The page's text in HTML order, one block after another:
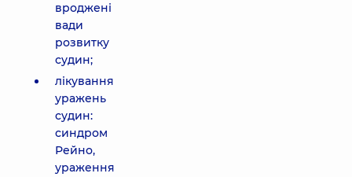
вроджені
вади
розвитку
судин;
лікування
уражень
судин:
синдром
Рейно,
ураження